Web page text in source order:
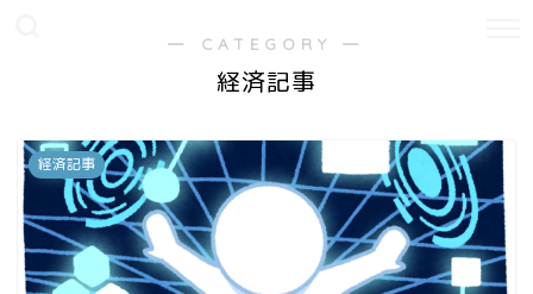
― CATEGORY ―
経済記事
経済記事